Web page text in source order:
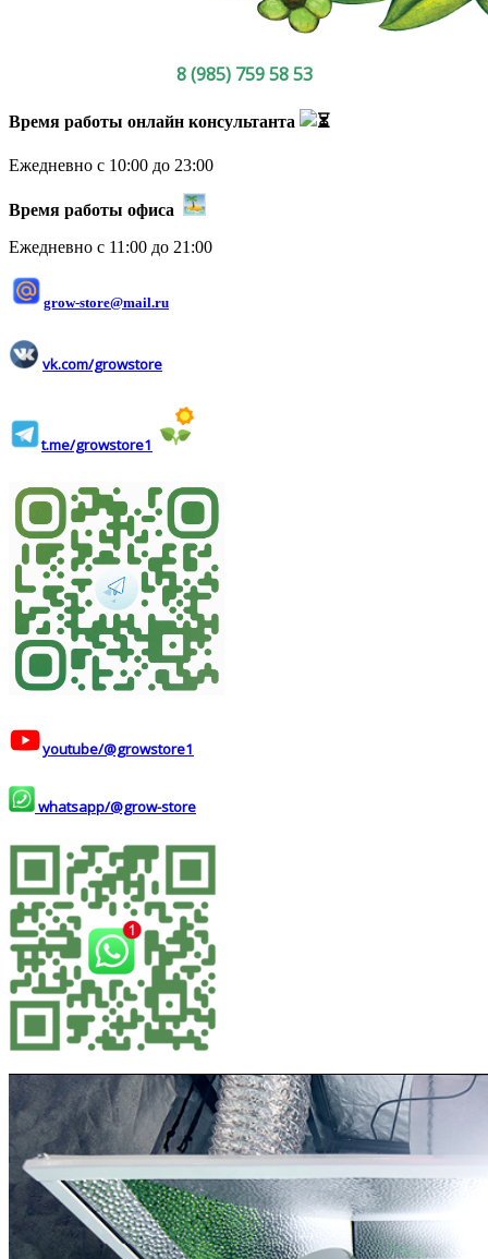
8 (985) 759 58 53
Время работы онлайн консультанта
Ежедневно с 10:00 до 23:00
Время работы офиса
Ежедневно с 11:00 до 21:00
grow-store@mail.ru
vk.com/growstore
t.me/growstore1
youtube/@growstore1
whatsapp/@grow-store